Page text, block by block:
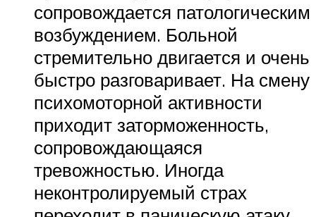
сопровождается патологическим
возбуждением. Больной
стремительно двигается и очень
быстро разговаривает. На смену
психомоторной активности
приходит заторможенность,
сопровождающаяся
тревожностью. Иногда
неконтролируемый страх